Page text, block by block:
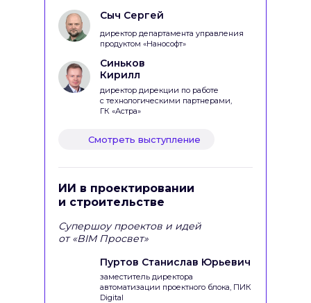
Сыч Сергей
директор департамента управления
продуктом «Нанософт»
Синьков
Кирилл
директор дирекции по работе
с технологическими партнерами,
ГК «Астра»
Смотреть выступление
Пуртов Станислав Юрьевич
заместитель директора
автоматизации проектного блока, ПИК
Digital
ИИ в проектировании
и строительстве
Супершоу проектов и идей
от «BIM Просвет»